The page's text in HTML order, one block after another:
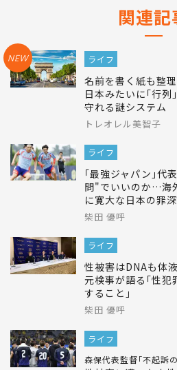
関連記
NEW ライフ
名前を書く紙も整
日本みたいに｢行列
守れる謎システム
トレオレル美智子
ライフ
｢最強ジャパン｣代
問"でいいのか…海
に寛大な日本の罪
柴田 優呼
ライフ
性被害はDNAも体
元検事が語る｢性犯
すること｣
柴田 優呼
ライフ
森保代表監督｢不起訴